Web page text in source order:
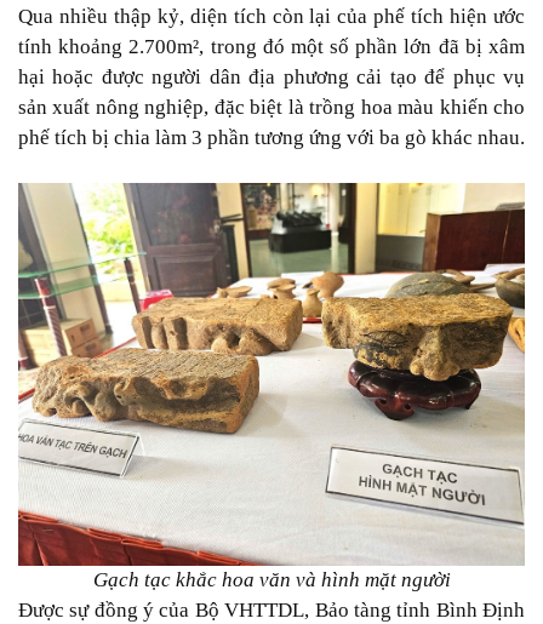
Qua nhiều thập kỷ, diện tích còn lại của phế tích hiện ước
tính khoảng 2.700m², trong đó một số phần lớn đã bị xâm
hại hoặc được người dân địa phương cải tạo để phục vụ
sản xuất nông nghiệp, đặc biệt là trồng hoa màu khiến cho
phế tích bị chia làm 3 phần tương ứng với ba gò khác nhau.
Gạch tạc khắc hoa văn và hình mặt người
Được sự đồng ý của Bộ VHTTDL, Bảo tàng tỉnh Bình Định